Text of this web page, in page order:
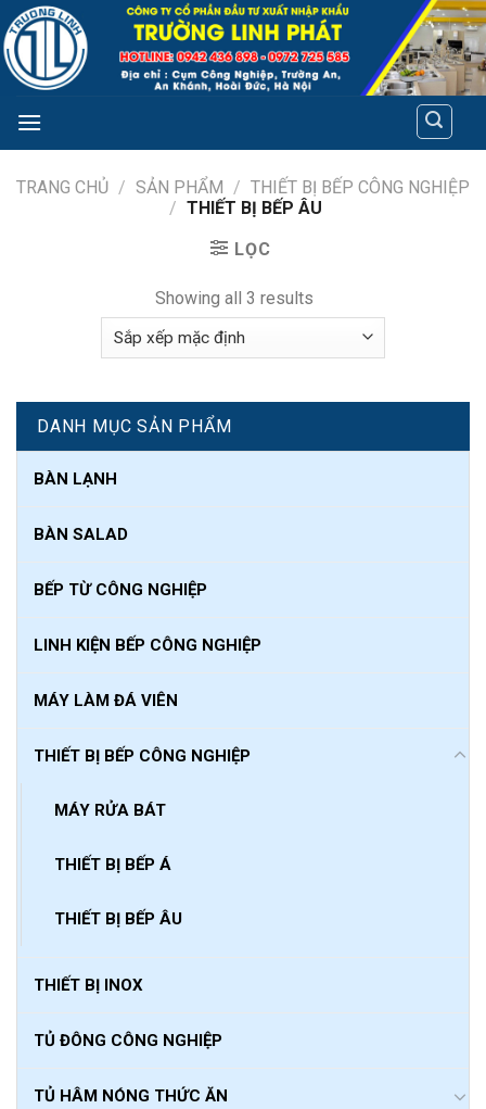
Skip
to
content
TRANG CHỦ / SẢN PHẨM / THIẾT BỊ BẾP CÔNG NGHIỆP
/ THIẾT BỊ BẾP ÂU
LỌC
Showing all 3 results
DANH MỤC SẢN PHẨM
BÀN LẠNH
BÀN SALAD
BẾP TỪ CÔNG NGHIỆP
LINH KIỆN BẾP CÔNG NGHIỆP
MÁY LÀM ĐÁ VIÊN
THIẾT BỊ BẾP CÔNG NGHIỆP
MÁY RỬA BÁT
THIẾT BỊ BẾP Á
THIẾT BỊ BẾP ÂU
THIẾT BỊ INOX
TỦ ĐÔNG CÔNG NGHIỆP
TỦ HÂM NÓNG THỨC ĂN